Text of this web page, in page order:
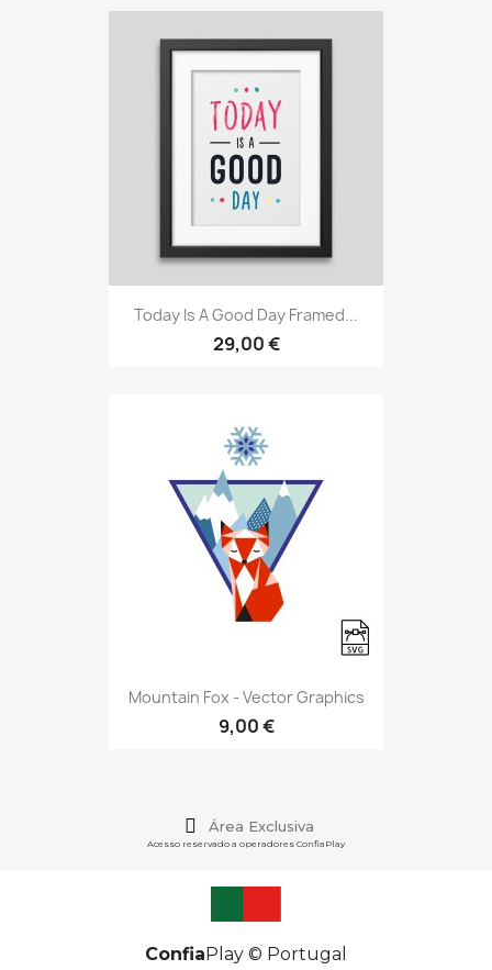
Today Is A Good Day Framed...
29,00 €
Mountain Fox - Vector Graphics
9,00 €
Área Exclusiva
Acesso reservado a operadores ConfiaPlay
Confia Play © Portugal